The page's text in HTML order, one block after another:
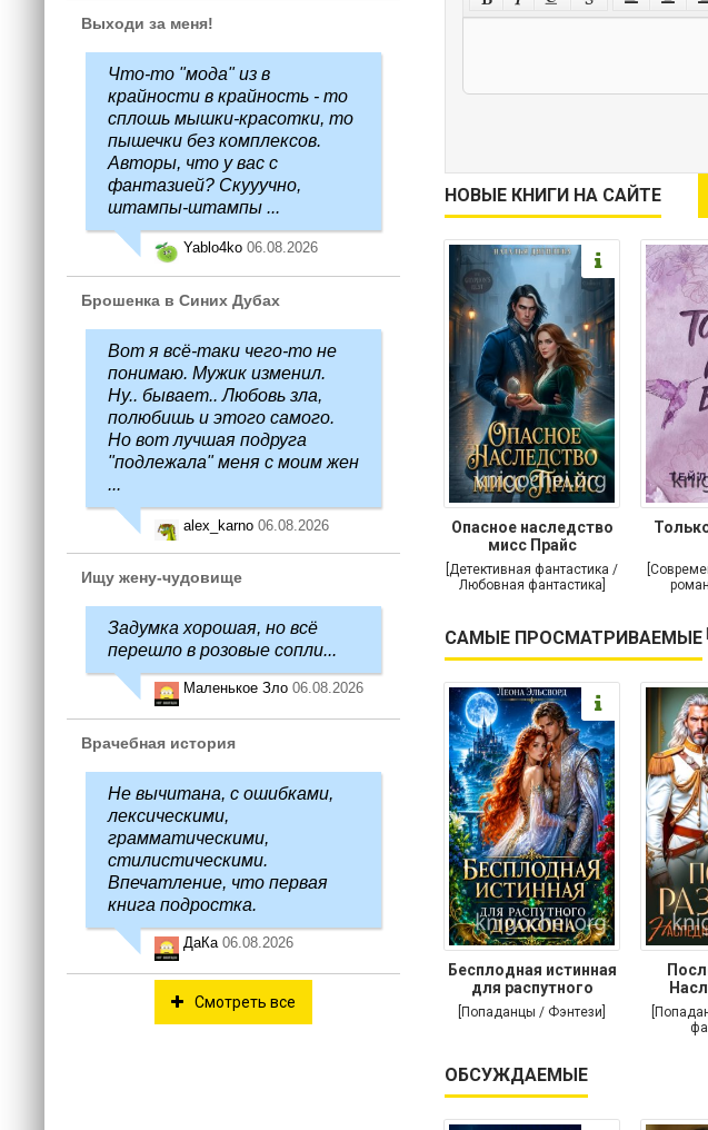
НОВЫЕ КНИГИ НА САЙТЕ
Опасное наследство
мисс Прайс
[Детективная фантастика /
Любовная фантастика]
САМЫЕ ПРОСМАТРИВАЕМЫЕ
Бесплодная истинная
для распутного
дракона
[Попаданцы / Фэнтези]
ОБСУЖДАЕМЫЕ
Выходи за меня!
Что-то "мода" из в
крайности в крайность - то
сплошь мышки-красотки, то
пышечки без комплексов.
Авторы, что у вас с
фантазией? Скууучно,
штампы-штампы ...
Yablo4ko 06.08.2026
Брошенка в Синих Дубах
Вот я всё-таки чего-то не
понимаю. Мужик изменил.
Ну.. бывает.. Любовь зла,
полюбишь и этого самого.
Но вот лучшая подруга
"подлежала" меня с моим жен
...
alex_karno 06.08.2026
Ищу жену-чудовище
Задумка хорошая, но всё
перешло в розовые сопли...
Маленькое Зло 06.08.2026
Врачебная история
Не вычитана, с ошибками,
лексическими,
грамматическими,
стилистическими.
Впечатление, что первая
книга подростка.
ДаКа 06.08.2026
Смотреть все